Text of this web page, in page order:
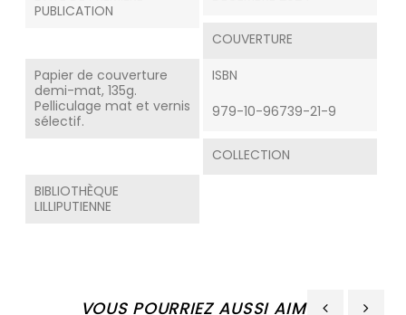
PUBLICATION
COUVERTURE
Papier de couverture
demi-mat, 135g.
Pelliculage mat et vernis
sélectif.
ISBN
979-10-96739-21-9
COLLECTION
BIBLIOTHÈQUE
LILLIPUTIENNE
VOUS POURRIEZ AUSSI AIMER